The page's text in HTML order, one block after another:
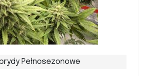
Pełnosezonowe